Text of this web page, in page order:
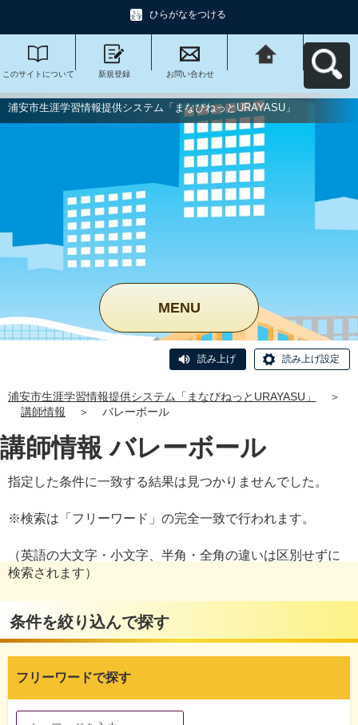
ひらがなをつける
このサイトについて 新規登録 お問い合わせ
びねっと
URAYASU」へ戻る
浦安市生涯学習情報提供システム「まなびねっとURAYASU」
MENU
読み上げ 読み上げ設定
浦安市生涯学習情報提供システム「まなびねっとURAYASU」
＞
講師情報
＞ バレーボール
講師情報 バレーボール
指定した条件に一致する結果は見つかりませんでした。
※検索は「フリーワード」の完全一致で行われます。
（英語の大文字・小文字、半角・全角の違いは区別せずに
検索されます）
条件を絞り込んで探す
フリーワードで探す